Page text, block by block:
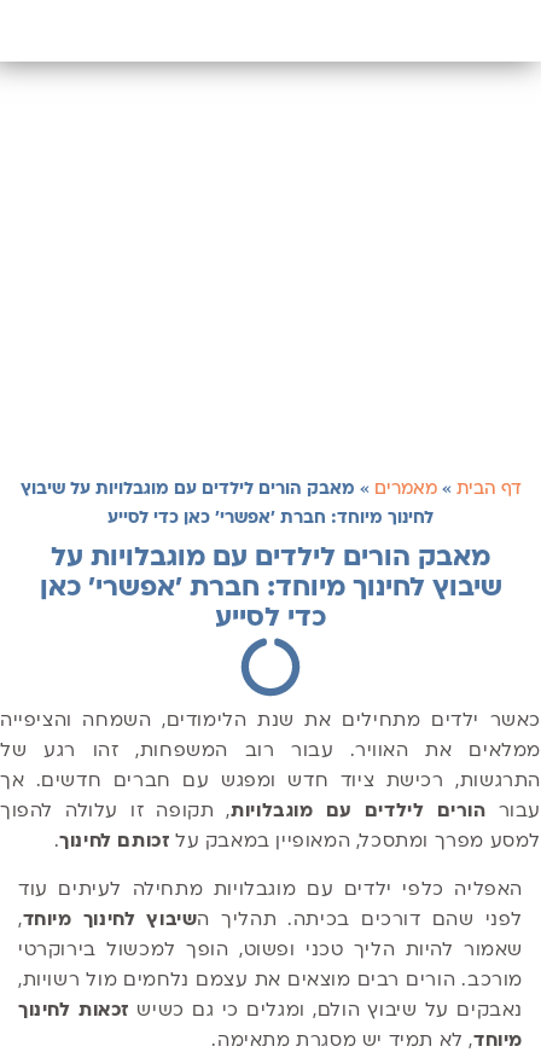
דף הבית »מאמרים » מאבק הורים לילדים עם מוגבלויות על שיבוץ
לחינוך מיוחד: חברת 'אפשרי' כאן כדי לסייע
מאבק הורים לילדים עם מוגבלויות על
שיבוץ לחינוך מיוחד: חברת 'אפשרי' כאן
כדי לסייע
כאשר ילדים מתחילים את שנת הלימודים, השמחה והציפייה
ממלאים את האוויר. עבור רוב המשפחות, זהו רגע של
התרגשות, רכישת ציוד חדש ומפגש עם חברים חדשים. אך
עבור הורים לילדים עם מוגבלויות, תקופה זו עלולה להפוך
למסע מפרך ומתסכל, המאופיין במאבק על זכותם לחינוך.
האפליה כלפי ילדים עם מוגבלויות מתחילה לעיתים עוד
לפני שהם דורכים בכיתה. תהליך השיבוץ לחינוך מיוחד,
שאמור להיות הליך טכני ופשוט, הופך למכשול בירוקרטי
מורכב. הורים רבים מוצאים את עצמם נלחמים מול רשויות,
נאבקים על שיבוץ הולם, ומגלים כי גם כשיש זכאות לחינוך
מיוחד, לא תמיד יש מסגרת מתאימה.